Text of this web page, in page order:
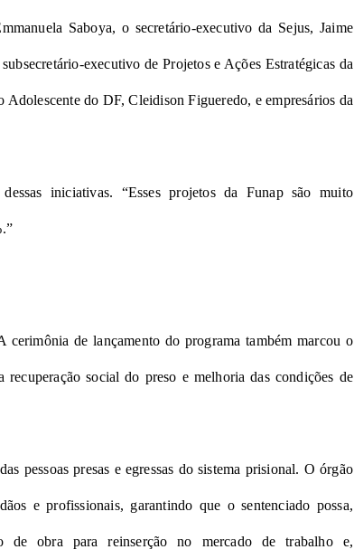
Saboya, o secretário-executivo da Sejus, Jaime
executivo de Projetos e Ações Estratégicas da
do DF, Cleidison Figueredo, e empresários da
iniciativas. “Esses projetos da Funap são muito
de lançamento do programa também marcou o
social do preso e melhoria das condições de
pessoas presas e egressas do sistema prisional. O órgão
e profissionais, garantindo que o sentenciado possa,
de obra para reinserção no mercado de trabalho e,